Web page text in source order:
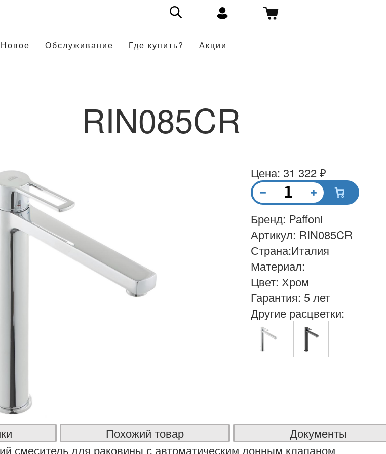
Новое Обслуживание Где купить? Акции
RIN085CR
Похожий товар
Документы
смеситель для раковины с автоматическим донным клапаном
Цена: 31 322 ₽
Бренд: Paffoni
Артикул: RIN085CR
Страна:Италия
Материал:
Цвет: Хром
Гарантия: 5 лет
Другие расцветки: